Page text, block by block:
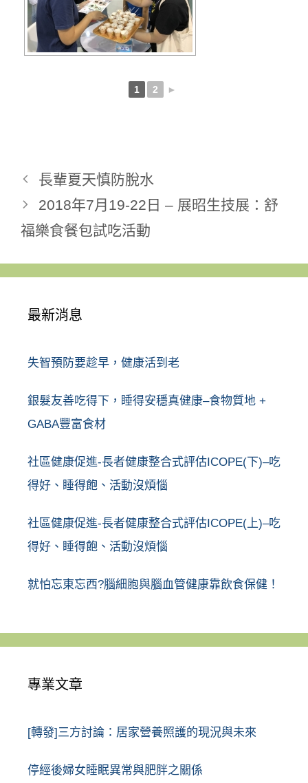
1 2 ►
長輩夏天慎防脫水
2018年7月19-22日 – 展昭生技展：舒
福樂食餐包試吃活動
最新消息
失智預防要趁早，健康活到老
銀髮友善吃得下，睡得安穩真健康–食物質地 +
GABA豐富食材
社區健康促進-長者健康整合式評估ICOPE(下)–吃
得好、睡得飽、活動沒煩惱
社區健康促進-長者健康整合式評估ICOPE(上)–吃
得好、睡得飽、活動沒煩惱
就怕忘東忘西?腦細胞與腦血管健康靠飲食保健！
專業文章
[轉發]三方討論：居家營養照護的現況與未來
停經後婦女睡眠異常與肥胖之關係